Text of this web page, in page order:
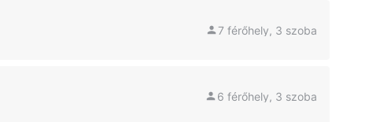
7 férőhely, 3 szoba
6 férőhely, 3 szoba